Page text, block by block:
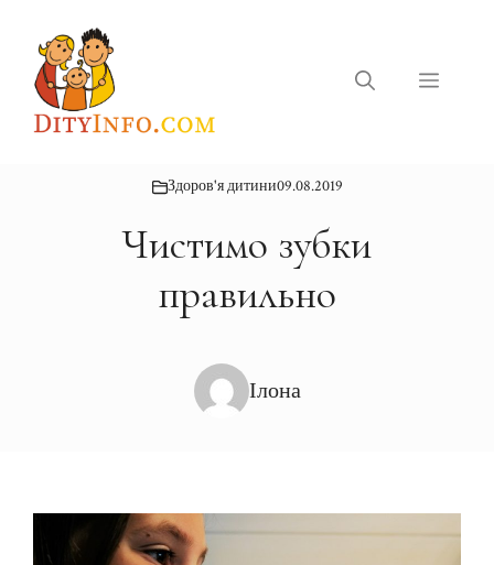
вмісту
Меню
Здоров'я дитини09.08.2019
Чистимо зубки
правильно
Ілона